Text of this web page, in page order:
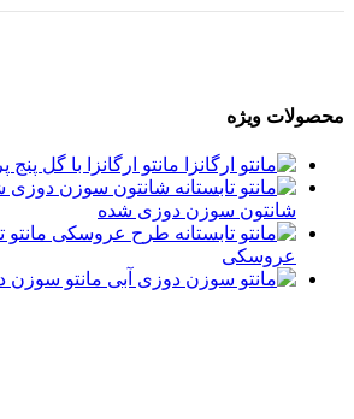
محصولات ویژه
مانتو ارگانزا با گل
شانتون سوزن دوزی شده
عروسکی
مانتو سوزن